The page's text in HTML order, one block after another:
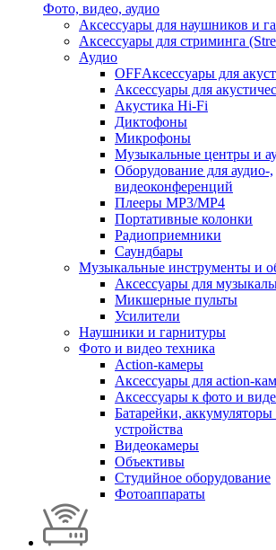
Фото, видео, аудио
Аксессуары для наушников и
Аксессуары для стриминга
Аудио
OFFАксессуары для
Аксессуары для
Акустика Hi-Fi
Диктофоны
Микрофоны
Музыкальные центры и
Оборудование для аудио-,
видеоконференций
Плееры MP3/MP4
Портативные колонки
Радиоприемники
Саундбары
Музыкальные инструменты и
Аксессуары для
Микшерные пульты
Усилители
Наушники и гарнитуры
Фото и видео техника
Action-камеры
Аксессуары для action-
Аксессуары к фото и
Батарейки, аккумуляторы
устройства
Видеокамеры
Объективы
Студийное оборудование
Фотоаппараты